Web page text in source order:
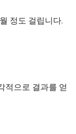
정도 걸립니다.
적으로 결과를 얻